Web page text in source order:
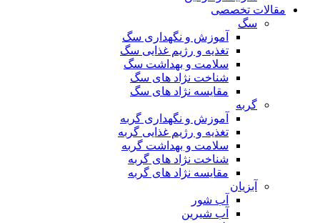
مقالات تخصصی
سگ
آموزش و نگهداری سگ
تغذیه و رژیم غذایی سگ
سلامت و بهداشت سگ
شناخت نژاد های سگ
مقایسه نژاد های سگ
گربه
آموزش و نگهداری گربه
تغذیه و رژیم غذایی گربه
سلامت و بهداشت گربه
شناخت نژاد های گربه
مقایسه نژاد های گربه
آبزیان
آب شور
آب شیرین